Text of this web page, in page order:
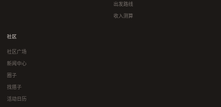
出发路线
收入测算
社区
社区广场
新闻中心
圈子
找搭子
活动日历